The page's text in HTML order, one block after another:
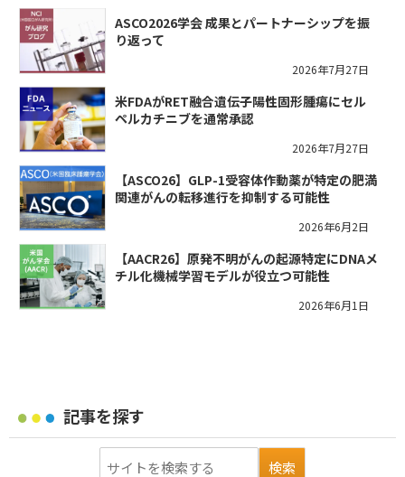
ASCO2026学会 成果とパートナーシップを振
り返って
2026年7月27日
米FDAがRET融合遺伝子陽性固形腫瘍にセル
ペルカチニブを通常承認
2026年7月27日
【ASCO26】GLP-1受容体作動薬が特定の肥満
関連がんの転移進行を抑制する可能性
2026年6月2日
【AACR26】原発不明がんの起源特定にDNAメ
チル化機械学習モデルが役立つ可能性
2026年6月1日
記事を探す